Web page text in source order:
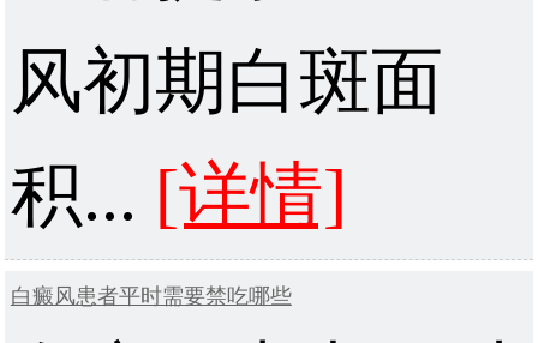
风初期白斑面
积... [详情]
白癜风患者平时需要禁吃哪些